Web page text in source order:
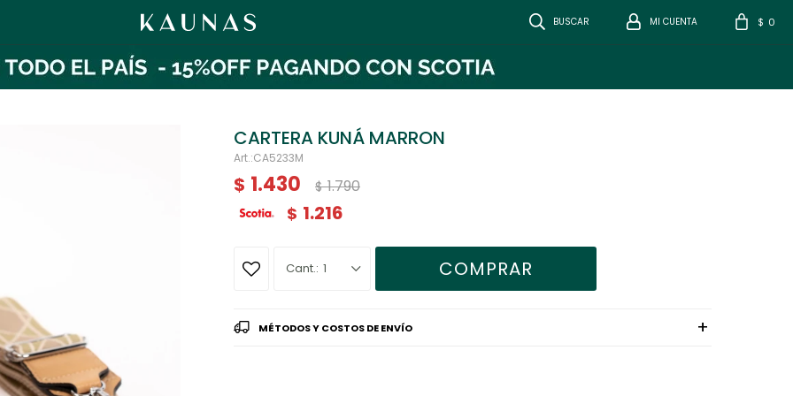
$ 0
CARTERA KUNÁ MARRON
CA5233M
$ 1.430 $ 1.790
$ 1.216
1 COMPRAR
MÉTODOS Y COSTOS DE ENVÍO